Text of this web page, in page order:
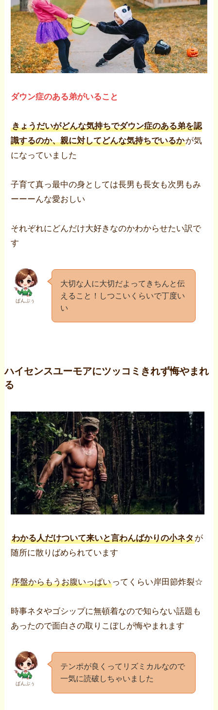
ダウン症のある弟がいること
きょうだいがどんな気持ちでダウン症のある弟を認
識するのか、親に対してどんな気持ちでいるかが気
になっていました
子育て真っ最中の身としては長男も長女も次男もみ
ーーーんな愛おしい
それぞれにどんだけ大好きなのかわからせたい訳で
す
ぱんぷぅ
大切な人に大切だよってきちんと伝
えること！しつこいくらいで丁度い
い
ハイセンスユーモアにツッコミきれず悔やまれ
る
わかる人だけついて来いと言わんばかりの小ネタが
随所に散りばめられています
序盤からもうお腹いっぱいってくらい岸田節炸裂☆
時事ネタやゴシップに無頓着なので知らない話題も
あったので面白さの取りこぼしが悔やまれます
ぱんぷぅ
テンポが良くってリズミカルなので
一気に読破しちゃいました